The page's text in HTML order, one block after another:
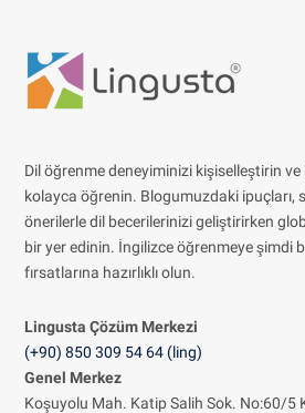
Dil öğrenme deneyiminizi kişiselleştirin
kolayca öğrenin. Blogumuzdaki ipuçları,
önerilerle dil becerilerinizi geliştirirken
bir yer edinin. İngilizce öğrenmeye şimdi
fırsatlarına hazırlıklı olun.
Lingusta Çözüm Merkezi
(+90) 850 309 54 64 (ling)
Genel Merkez
Koşuyolu Mah. Katip Salih Sok. No:60/5